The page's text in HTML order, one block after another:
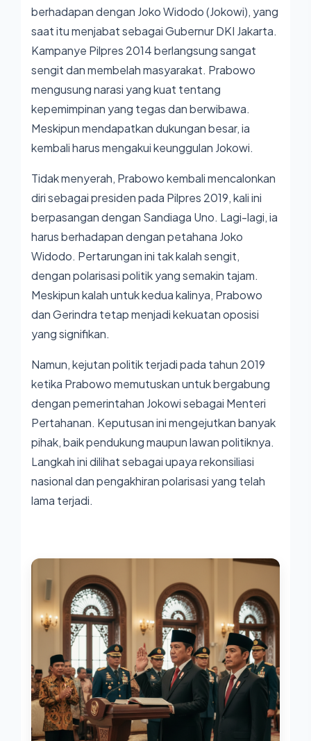
berhadapan dengan Joko Widodo (Jokowi), yang
saat itu menjabat sebagai Gubernur DKI Jakarta.
Kampanye Pilpres 2014 berlangsung sangat
sengit dan membelah masyarakat. Prabowo
mengusung narasi yang kuat tentang
kepemimpinan yang tegas dan berwibawa.
Meskipun mendapatkan dukungan besar, ia
kembali harus mengakui keunggulan Jokowi.
Tidak menyerah, Prabowo kembali mencalonkan
diri sebagai presiden pada Pilpres 2019, kali ini
berpasangan dengan Sandiaga Uno. Lagi-lagi, ia
harus berhadapan dengan petahana Joko
Widodo. Pertarungan ini tak kalah sengit,
dengan polarisasi politik yang semakin tajam.
Meskipun kalah untuk kedua kalinya, Prabowo
dan Gerindra tetap menjadi kekuatan oposisi
yang signifikan.
Namun, kejutan politik terjadi pada tahun 2019
ketika Prabowo memutuskan untuk bergabung
dengan pemerintahan Jokowi sebagai Menteri
Pertahanan. Keputusan ini mengejutkan banyak
pihak, baik pendukung maupun lawan politiknya.
Langkah ini dilihat sebagai upaya rekonsiliasi
nasional dan pengakhiran polarisasi yang telah
lama terjadi.